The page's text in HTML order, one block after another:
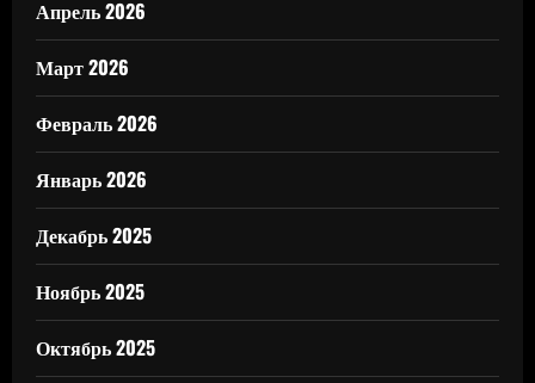
Апрель 2026
Март 2026
Февраль 2026
Январь 2026
Декабрь 2025
Ноябрь 2025
Октябрь 2025